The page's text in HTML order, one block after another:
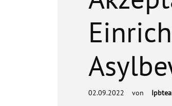
02.09.2022 von